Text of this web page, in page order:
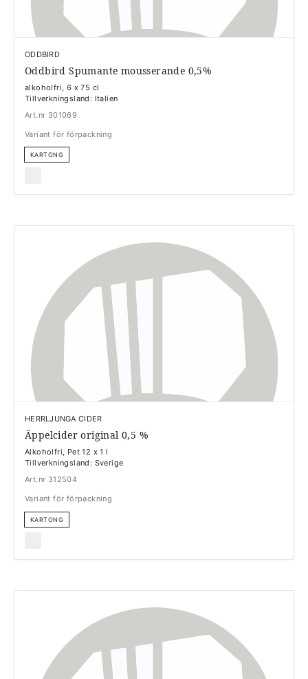
ODDBIRD
Oddbird Spumante mousserande 0,5%
alkoholfri, 6 x 75 cl
Tillverkningsland: Italien
Art.nr 301069
Variant för förpackning
KARTONG
HERRLJUNGA CIDER
Äppelcider original 0,5 %
Alkoholfri, Pet 12 x 1 l
Tillverkningsland: Sverige
Art.nr 312504
Variant för förpackning
KARTONG